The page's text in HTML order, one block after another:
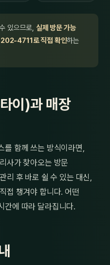
있으므로, 실제 방문 가능
4711로 직접 확인하는
이)과 매장
를 함께 쓰는 방식이라면,
사가 찾아오는 방문
리 후 바로 쉴 수 있는 대신,
접 챙겨야 합니다. 어떤
간에 따라 달라집니다.